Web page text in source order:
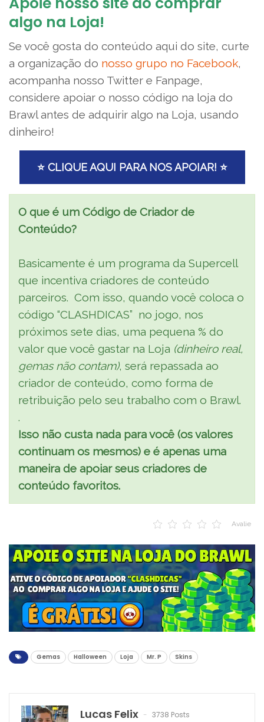
algo na Loja!
Se você gosta do conteúdo aqui do site, curte
a organização do nosso grupo no Facebook,
acompanha nosso Twitter e Fanpage,
considere apoiar o nosso código na loja do
Brawl antes de adquirir algo na Loja, usando
dinheiro!
⭐ CLIQUE AQUI PARA NOS APOIAR! ⭐
O que é um Código de Criador de
Conteúdo?
Basicamente é um programa da Supercell
que incentiva criadores de conteúdo
parceiros. Com isso, quando você coloca o
código “CLASHDICAS” no jogo, nos
próximos sete dias, uma pequena % do
valor que você gastar na Loja (dinheiro real,
gemas não contam), será repassada ao
criador de conteúdo, como forma de
retribuição pelo seu trabalho com o Brawl.
.
Isso não custa nada para você (os valores
continuam os mesmos) e é apenas uma
maneira de apoiar seus criadores de
conteúdo favoritos.
Avalie
Gemas Halloween Loja Mr. P Skins
Lucas Felix 3738 Posts